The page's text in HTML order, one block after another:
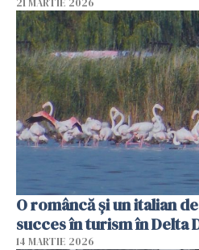
O româncă și un italian
succes în turism în Delta
14 MARTIE 2026